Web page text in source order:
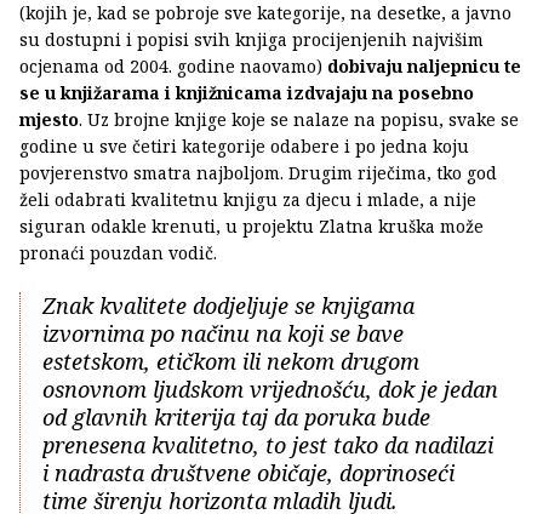
(kojih je, kad se pobroje sve kategorije, na desetke, a javno
su dostupni i popisi svih knjiga procijenjenih najvišim
ocjenama od 2004. godine naovamo) dobivaju naljepnicu te
se u knjižarama i knjižnicama izdvajaju na posebno
mjesto. Uz brojne knjige koje se nalaze na popisu, svake se
godine u sve četiri kategorije odabere i po jedna koju
povjerenstvo smatra najboljom. Drugim riječima, tko god
želi odabrati kvalitetnu knjigu za djecu i mlade, a nije
siguran odakle krenuti, u projektu Zlatna kruška može
pronaći pouzdan vodič.
Znak kvalitete dodjeljuje se knjigama
izvornima po načinu na koji se bave
estetskom, etičkom ili nekom drugom
osnovnom ljudskom vrijednošću, dok je jedan
od glavnih kriterija taj da poruka bude
prenesena kvalitetno, to jest tako da nadilazi
i nadrasta društvene običaje, doprinoseći
time širenju horizonta mladih ljudi.